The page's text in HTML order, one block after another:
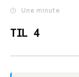
Une minute
TIL 4